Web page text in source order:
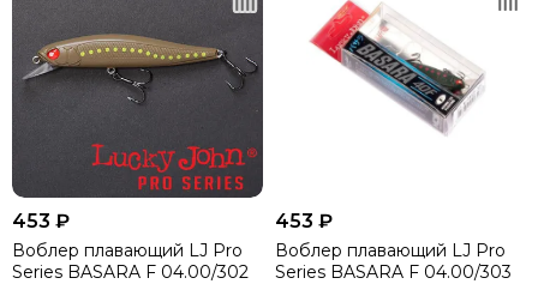
453 ₽
Воблер плавающий LJ Pro
Series BASARA F 04.00/302
453 ₽
Воблер плавающий LJ Pro
Series BASARA F 04.00/303